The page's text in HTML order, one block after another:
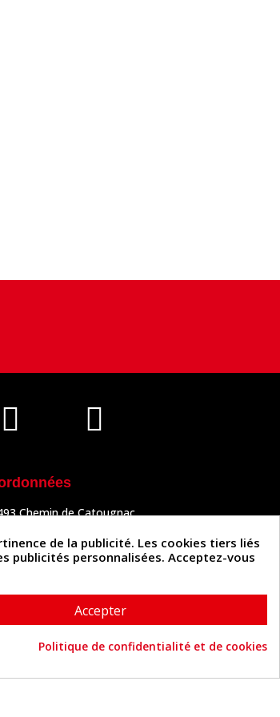
Chemin de Catougnac
63 34 51 88de la publicité. Les cookies tiers liés
publicités personnalisées. Acceptez-vous
Accepter
Politique de confidentialité et de cookies